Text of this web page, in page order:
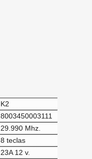
K2
8003450003111
29.990 Mhz.
8 teclas
23A 12 v.